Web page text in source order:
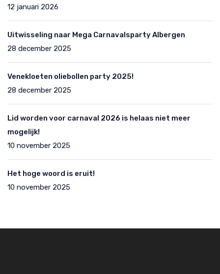
12 januari 2026
Uitwisseling naar Mega Carnavalsparty Albergen
28 december 2025
Venekloeten oliebollen party 2025!
28 december 2025
Lid worden voor carnaval 2026 is helaas niet meer
mogelijk!
10 november 2025
Het hoge woord is eruit!
10 november 2025